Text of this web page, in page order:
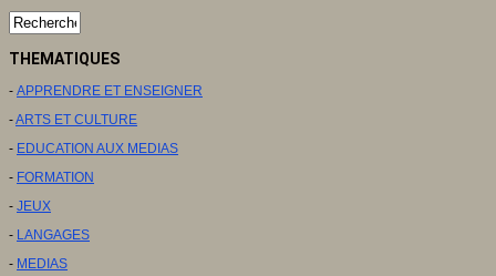
THEMATIQUES
- APPRENDRE ET ENSEIGNER
-ARTS ET CULTURE
- EDUCATION AUX MEDIAS
- FORMATION
- JEUX
- LANGAGES
- MEDIAS